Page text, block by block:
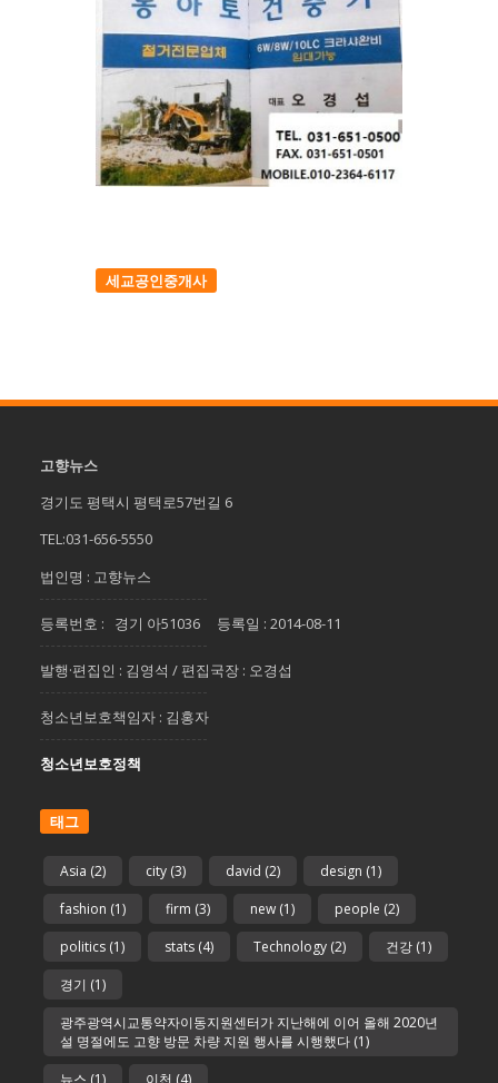
세교공인중개사
고향뉴스
경기도 평택시 평택로57번길 6
TEL:031-656-5550
법인명 : 고향뉴스
등록번호 : 경기 아51036 등록일 : 2014-08-11
발행·편집인 : 김영석 / 편집국장 : 오경섭
청소년보호책임자 : 김홍자
청소년보호정책
태그
Asia (2) city (3) david (2) design (1)
fashion (1) firm (3) new (1) people (2)
politics (1) stats (4) Technology (2) 건강 (1)
경기 (1)
광주광역시교통약자이동지원센터가 지난해에 이어 올해 2020년
설 명절에도 고향 방문 차량 지원 행사를 시행했다 (1)
뉴스 (1) 이천 (4)